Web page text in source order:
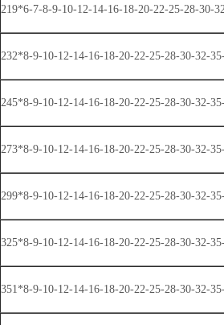
219*6-7-8-9-10-12-14-16-18-20-22-25-28-30-
232*8-9-10-12-14-16-18-20-22-25-28-30-32-
245*8-9-10-12-14-16-18-20-22-25-28-30-32-
273*8-9-10-12-14-16-18-20-22-25-28-30-32-
299*8-9-10-12-14-16-18-20-22-25-28-30-32-
325*8-9-10-12-14-16-18-20-22-25-28-30-32-
351*8-9-10-12-14-16-18-20-22-25-28-30-32-